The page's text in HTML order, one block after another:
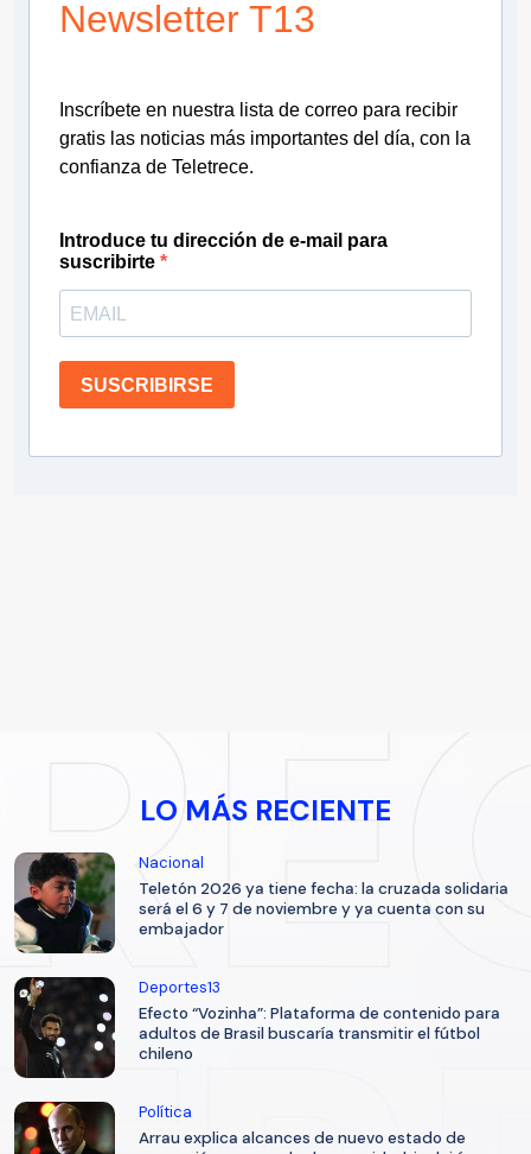
Newsletter T13
Inscríbete en nuestra lista de correo para recibir
gratis las noticias más importantes del día, con la
confianza de Teletrece.
Introduce tu dirección de e-mail para
suscribirte
SUSCRIBIRSE
LO MÁS RECIENTE
Nacional
Teletón 2026 ya tiene fecha: la cruzada solidaria
será el 6 y 7 de noviembre y ya cuenta con su
embajador
Deportes13
Efecto “Vozinha”: Plataforma de contenido para
adultos de Brasil buscaría transmitir el fútbol
chileno
Política
Arrau explica alcances de nuevo estado de